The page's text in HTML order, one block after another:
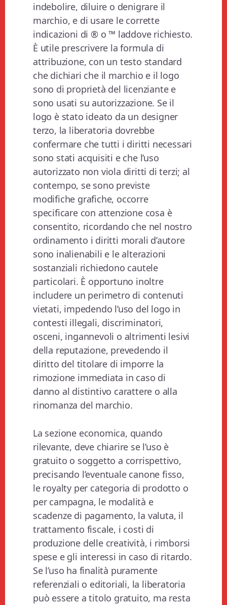
indebolire, diluire o denigrare il
marchio, e di usare le corrette
indicazioni di ® o ™ laddove richiesto.
È utile prescrivere la formula di
attribuzione, con un testo standard
che dichiari che il marchio e il logo
sono di proprietà del licenziante e
sono usati su autorizzazione. Se il
logo è stato ideato da un designer
terzo, la liberatoria dovrebbe
confermare che tutti i diritti necessari
sono stati acquisiti e che l’uso
autorizzato non viola diritti di terzi; al
contempo, se sono previste
modifiche grafiche, occorre
specificare con attenzione cosa è
consentito, ricordando che nel nostro
ordinamento i diritti morali d’autore
sono inalienabili e le alterazioni
sostanziali richiedono cautele
particolari. È opportuno inoltre
includere un perimetro di contenuti
vietati, impedendo l’uso del logo in
contesti illegali, discriminatori,
osceni, ingannevoli o altrimenti lesivi
della reputazione, prevedendo il
diritto del titolare di imporre la
rimozione immediata in caso di
danno al distintivo carattere o alla
rinomanza del marchio.
La sezione economica, quando
rilevante, deve chiarire se l’uso è
gratuito o soggetto a corrispettivo,
precisando l’eventuale canone fisso,
le royalty per categoria di prodotto o
per campagna, le modalità e
scadenze di pagamento, la valuta, il
trattamento fiscale, i costi di
produzione delle creatività, i rimborsi
spese e gli interessi in caso di ritardo.
Se l’uso ha finalità puramente
referenziali o editoriali, la liberatoria
può essere a titolo gratuito, ma resta